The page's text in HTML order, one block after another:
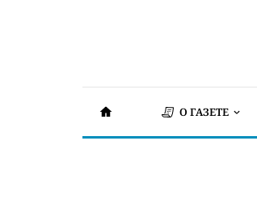
О ГАЗЕТЕ